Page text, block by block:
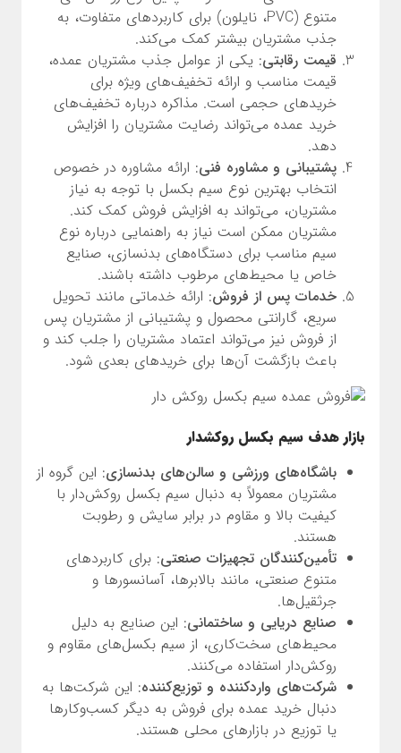
متنوع (PVC، نایلون) برای کاربردهای متفاوت، به
جذب مشتریان بیشتر کمک می‌کند.
قیمت رقابتی: یکی از عوامل جذب مشتریان عمده،
قیمت مناسب و ارائه تخفیف‌های ویژه برای
خریدهای حجمی است. مذاکره درباره تخفیف‌های
خرید عمده می‌تواند رضایت مشتریان را افزایش
دهد.
پشتیبانی و مشاوره فنی: ارائه مشاوره در خصوص
انتخاب بهترین نوع سیم بکسل با توجه به نیاز
مشتریان، می‌تواند به افزایش فروش کمک کند.
مشتریان ممکن است نیاز به راهنمایی درباره نوع
سیم مناسب برای دستگاه‌های بدنسازی، صنایع
خاص یا محیط‌های مرطوب داشته باشند.
خدمات پس از فروش: ارائه خدماتی مانند تحویل
سریع، گارانتی محصول و پشتیبانی از مشتریان پس
از فروش نیز می‌تواند اعتماد مشتریان را جلب کند و
باعث بازگشت آن‌ها برای خریدهای بعدی شود.
بازار هدف سیم بکسل روکشدار
باشگاه‌های ورزشی و سالن‌های بدنسازی: این گروه از
مشتریان معمولاً به دنبال سیم بکسل روکش‌دار با
کیفیت بالا و مقاوم در برابر سایش و رطوبت
هستند.
تأمین‌کنندگان تجهیزات صنعتی: برای کاربردهای
متنوع صنعتی، مانند بالابرها، آسانسورها و
جرثقیل‌ها.
صنایع دریایی و ساختمانی: این صنایع به دلیل
محیط‌های سخت‌کاری، از سیم بکسل‌های مقاوم و
روکش‌دار استفاده می‌کنند.
شرکت‌های واردکننده و توزیع‌کننده: این شرکت‌ها به
دنبال خرید عمده برای فروش به دیگر کسب‌وکارها
یا توزیع در بازارهای محلی هستند.